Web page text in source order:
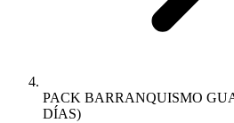
PACK BARRANQUISMO
DÍAS)